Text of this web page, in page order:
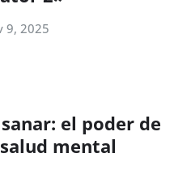
9, 2025
el poder de
mental